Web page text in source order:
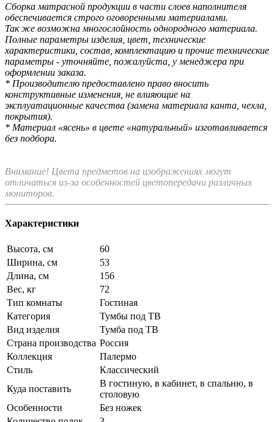
Сборка матрасной продукции в части слоев наполнителя
обеспечивается строго оговоренными материалами.
Так же возможна многослойность однородного материала.
Полные параметры изделия, цвет, технические
характеристики, состав, комплектацию и прочие технические
параметры - уточняйте, пожалуйста, у менеджера при
оформлении заказа.
* Производителю предоставлено право вносить
конструктивные изменения, не влияющие на
эксплуатационные качества (замена материала канта, чехла,
покрытия).
* Материал «ясень» в цвете «натуральный» изготавливается
без подбора.
Внимание! Цвета предметов на изображениях могут
отличаться из-за особенностей цветопередачи различных
мониторов.
Характеристики
Высота, см
60
Ширина, см
53
Длина, см
156
Вес, кг
72
Тип комнаты
Гостиная
Категория
Тумбы под ТВ
Вид изделия
Тумба под ТВ
Страна производства Россия
Коллекция
Палермо
Стиль
Классический
Куда поставить
В гостиную, в кабинет, в спальню, в
столовую
Особенности
Без ножек